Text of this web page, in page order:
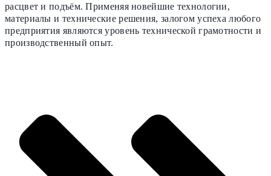
расцвет и подъём. Применяя новейшие технологии,
материалы и технические решения, залогом успеха любого
предприятия являются уровень технической грамотности и
производственный опыт.